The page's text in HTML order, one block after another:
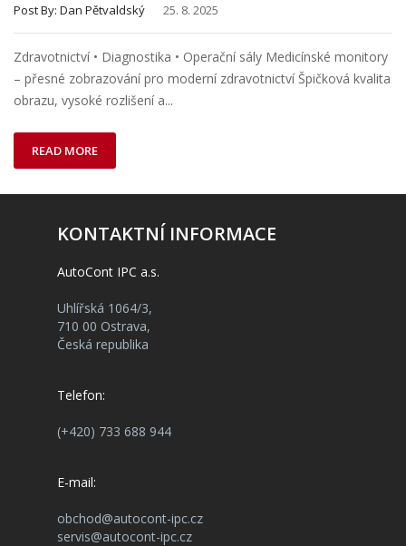
Post By: Dan Pětvaldský 25. 8. 2025
Zdravotnictví • Diagnostika • Operační sály Medicínské monitory
– přesné zobrazování pro moderní zdravotnictví Špičková kvalita
obrazu, vysoké rozlišení a...
READ MORE
KONTAKTNÍ INFORMACE
AutoCont IPC a.s.
Uhlířská 1064/3,
710 00 Ostrava,
Česká republika
Telefon:
(+420) 733 688 944
E-mail:
obchod@autocont-ipc.cz
servis@autocont-ipc.cz